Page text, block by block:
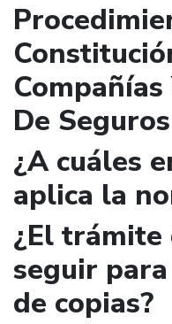
De Seguros
¿A cuáles
aplica la
¿El trámite
seguir
de copias?